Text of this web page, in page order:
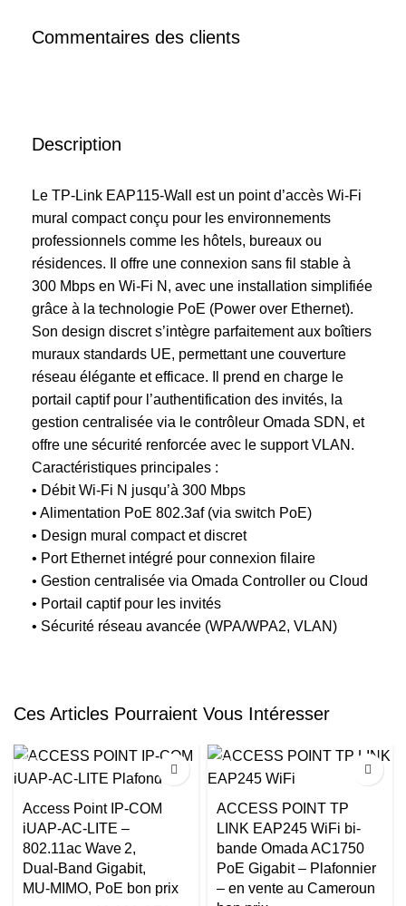
Description
Le TP-Link EAP115-Wall est un point d’accès Wi-Fi
mural compact conçu pour les environnements
professionnels comme les hôtels, bureaux ou
résidences. Il offre une connexion sans fil stable à
300 Mbps en Wi-Fi N, avec une installation simplifiée
grâce à la technologie PoE (Power over Ethernet).
Son design discret s’intègre parfaitement aux boîtiers
muraux standards UE, permettant une couverture
réseau élégante et efficace. Il prend en charge le
portail captif pour l’authentification des invités, la
gestion centralisée via le contrôleur Omada SDN, et
offre une sécurité renforcée avec le support VLAN.
Caractéristiques principales :
• Débit Wi-Fi N jusqu’à 300 Mbps
• Alimentation PoE 802.3af (via switch PoE)
• Design mural compact et discret
• Port Ethernet intégré pour connexion filaire
• Gestion centralisée via Omada Controller ou Cloud
• Portail captif pour les invités
• Sécurité réseau avancée (WPA/WPA2, VLAN)
Commentaires des clients
Ces Articles Pourraient Vous Intéresser
-20%
Access Point IP‑COM
iUAP‑AC‑LITE –
802.11ac Wave 2,
Dual‑Band Gigabit,
MU‑MIMO, PoE bon prix
-6%
ACCESS POINT TP
LINK EAP245 WiFi bi-
bande Omada AC1750
PoE Gigabit – Plafonnier
– en vente au Cameroun